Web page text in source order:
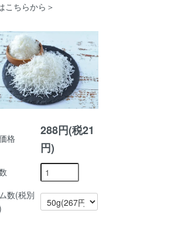
こちらから＞
格
288円(税21
円)
数(税別